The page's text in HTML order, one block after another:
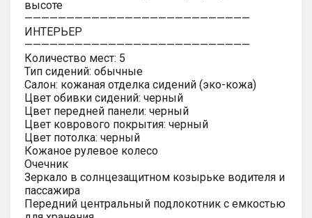
высоте
———————————————————————————
ИНТЕРЬЕР
———————————————————————————
Количество мест: 5
Тип сидений: обычные
Салон: кожаная отделка сидений (эко-кожа)
Цвет обивки сидений: черный
Цвет передней панели: черный
Цвет коврового покрытия: черный
Цвет потолка: черный
Кожаное рулевое колесо
Очечник
Зеркало в солнцезащитном козырьке водителя и
пассажира
Передний центральный подлокотник с емкостью